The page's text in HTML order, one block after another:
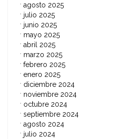
agosto 2025
julio 2025
junio 2025
mayo 2025
abril 2025
marzo 2025
febrero 2025
enero 2025
diciembre 2024
noviembre 2024
octubre 2024
septiembre 2024
agosto 2024
julio 2024